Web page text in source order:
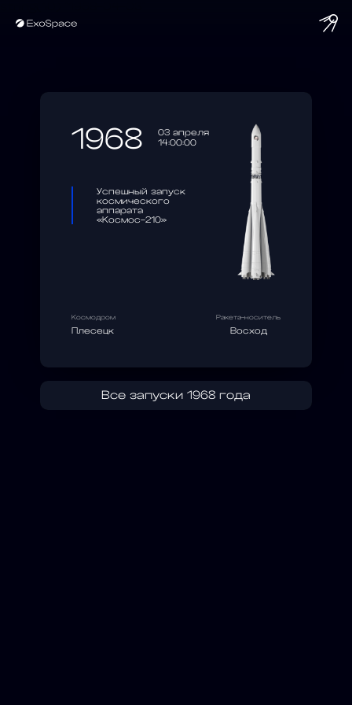
1968
03 апреля
14:00:00
Успешный запуск
космического
аппарата
«Космос-210»
Космодром
Плесецк
Ракета-носитель
Восход
Все запуски 1968 года